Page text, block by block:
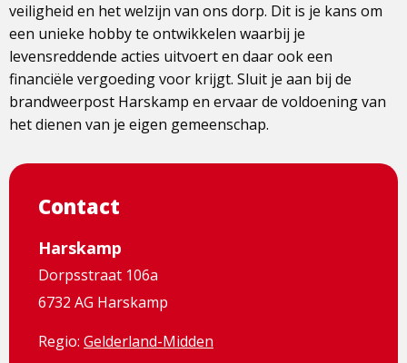
veiligheid en het welzijn van ons dorp. Dit is je kans om
een unieke hobby te ontwikkelen waarbij je
levensreddende acties uitvoert en daar ook een
financiële vergoeding voor krijgt. Sluit je aan bij de
brandweerpost Harskamp en ervaar de voldoening van
het dienen van je eigen gemeenschap.
Contact
Harskamp
Dorpsstraat 106a
6732 AG Harskamp
Regio: Gelderland-Midden